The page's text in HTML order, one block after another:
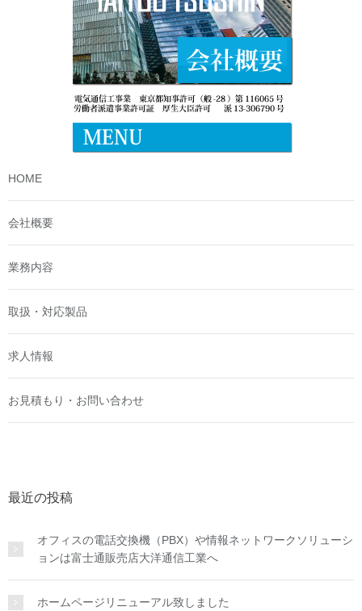
HOME
会社概要
業務内容
取扱・対応製品
求人情報
お見積もり・お問い合わせ
最近の投稿
オフィスの電話交換機（PBX）や情報ネットワークソリューシ
ョンは富士通販売店大洋通信工業へ
ホームページリニューアル致しました